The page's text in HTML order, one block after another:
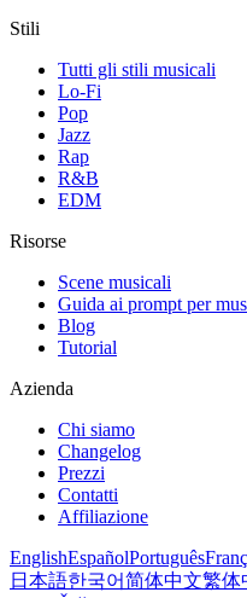
Stili
Tutti gli stili musicali
Lo-Fi
Pop
Jazz
Rap
R&B
EDM
Risorse
Scene musicali
Guida ai prompt per
Blog
Tutorial
Azienda
Chi siamo
Changelog
Prezzi
Contatti
Affiliazione
EnglishEspañolPortuguês
日本語한국어简体中文繁体